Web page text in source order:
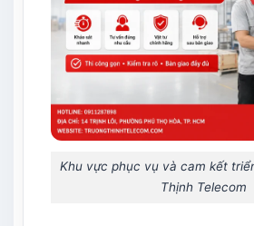
Khu vực phục vụ và cam kết
Thịnh Telecom